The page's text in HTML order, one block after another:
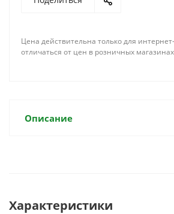
Цена действительна только для
отличаться от цен в розничных магазинах
Описание
Характеристики